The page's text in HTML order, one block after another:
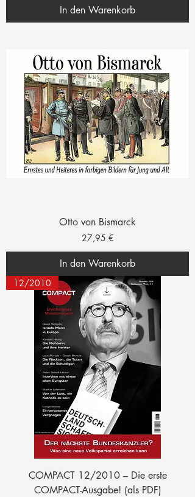
In den Warenkorb
Otto von Bismarck
Preis
27,95 €
In den Warenkorb
12/2010
COMPACT 12/2010 – Die erste
COMPACT-Ausgabe! (als PDF)